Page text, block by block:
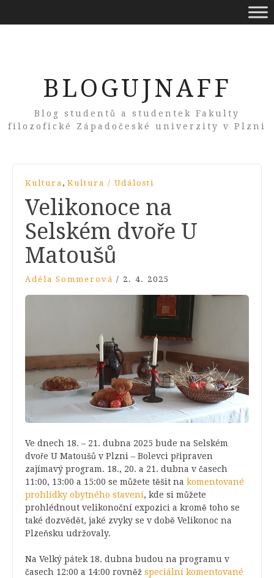
BLOGUJNAFF
Blog studentů a studentek Fakulty
filozofické Západočeské univerzity v Plzni
Kultura , Kultura / Události
Velikonoce na
Selském dvoře U
Matoušů
Adéla Sommerová / 2. 4. 2025
Ve dnech 18. – 21. dubna 2025 bude na Selském
dvoře U Matoušů v Plzni – Bolevci připraven
zajímavý program. 18., 20. a 21. dubna v časech
11:00, 13:00 a 15:00 se můžete těšit na komentované
prohlídky obytného stavení, kde si můžete
prohlédnout velikonoční expozici a kromě toho se
také dozvědět, jaké zvyky se v době Velikonoc na
Plzeňsku udržovaly.
Na Velký pátek 18. dubna budou na programu v
časech 12:00 a 14:00 rovněž speciální komentované